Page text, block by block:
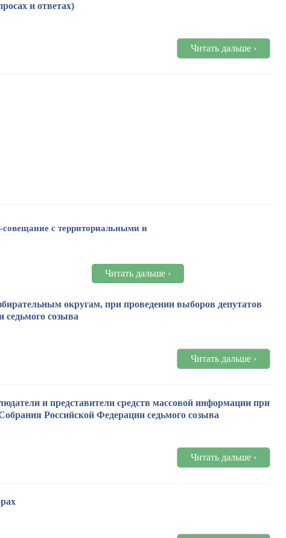
и ответах)
Читать дальше ›
совещание с территориальными и
Читать дальше ›
округам, при проведении выборов депутатов
созыва
Читать дальше ›
и представители средств массовой информации при
Российской Федерации седьмого созыва
Читать дальше ›